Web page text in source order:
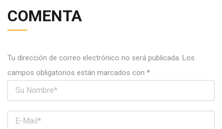
COMENTA
Tu dirección de correo electrónico no será publicada. Los
campos obligatorios están marcados con *